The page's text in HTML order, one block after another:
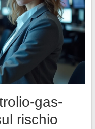
gas-
rischio